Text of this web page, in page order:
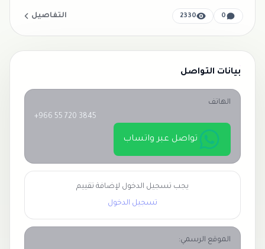
0
2330 التفاصيل
بيانات التواصل
الهاتف
+966 55 720 3845
تواصل عبر واتساب
يجب تسجيل الدخول لإضافة تقييم
تسجيل الدخول
الموقع الرسمي: